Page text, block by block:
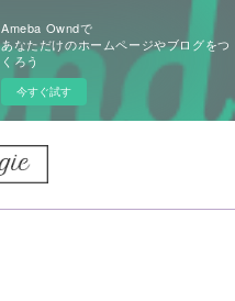
Ameba Owndで
あなただけのホームページやブログをつ
くろう
今すぐ試す